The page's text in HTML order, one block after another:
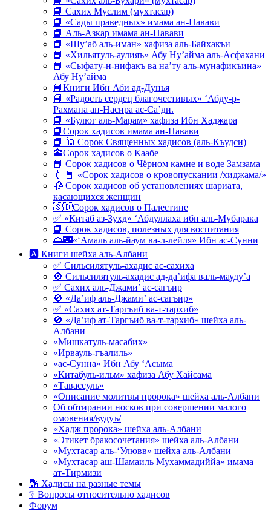
📘 Сахих Муслим (мухтасар)
📘 «Сады праведных» имама ан-Навави
📘 Аль-Азкар имама ан-Навави
📘 «Шу’аб аль-иман» хафиза аль-Байхакъи
📘 «Хильятуль-аулияъ» Абу Ну’айма аль-Асфахани
📘 «Сыфату-н-нифакъ ва на’ту аль-мунафикъина»
Абу Ну’айма
📘Книги Ибн Аби ад-Дунья
📘 «Радость сердец благочестивых» ‘Абду-р-
Рахмана ан-Насира ас-Са’ди.
📘 «Булюг аль-Марам» хафиза Ибн Хаджара
📘Сорок хадисов имама ан-Навави
📘 🕌 Сорок Священных хадисов (аль-Къудси)
🕋Сорок хадисов о Каабе
📘 Сорок хадисов о Чёрном камне и воде Замзама
💉 📘 «Сорок хадисов о кровопускании /хиджама/»
🥀 Сорок хадисов об установлениях шариата,
касающихся женщин
🇸🇩Сорок хадисов о Палестине
✅ «Китаб аз-Зухд» ‘Абдуллаха ибн аль-Мубарака
📘 Сорок хадисов, полезных для воспитания
🌅🌃«‘Амаль аль-йаум ва-л-лейля» Ибн ас-Сунни
🅰 Книги шейха аль-Албани
✅ Сильсилятуль-ахадис ас-сахиха
🚫 Сильсилятуль-ахадис ад-да’ифа валь-мауду’а
✅ Сахих аль-Джами’ ас-сагъир
🚫 «Да’иф аль-Джами’ ас-сагъир»
✅ «Сахих ат-Таргъиб ва-т-тархиб»
🚫 «Да’иф ат-Таргъиб ва-т-тархиб» шейха аль-
Албани
«Мишкатуль-масабих»
«Ирвауль-гъалиль»
«ас-Сунна» Ибн Абу ‘Асыма
«Китабуль-ильм» хафиза Абу Хайсама
«Тавассуль»
«Описание молитвы пророка» шейха аль-Албани
Об обтирании носков при совершении малого
омовения/вудуъ/
«Хадж пророка» шейха аль-Албани
«Этикет бракосочетания» шейха аль-Албани
«Мухтасар аль-‘Улювв» шейха аль-Албани
«Мухтасар аш-Шамаиль Мухаммадиййа» имама
ат-Тирмизи
🔡 Хадисы на разные темы
❔ Вопросы относительно хадисов
Форум